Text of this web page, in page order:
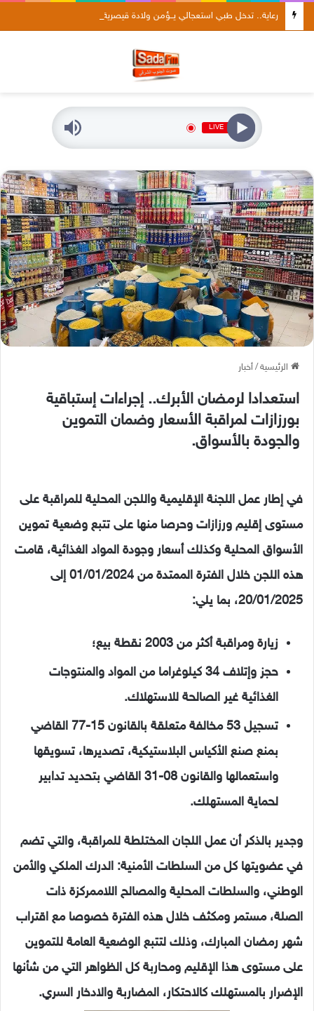
LIVE
الرئيسية/أخبار
استعدادا لرمضان الأبرك.. إجراءات إستباقية
بورزازات لمراقبة الأسعار وضمان التموين
والجودة بالأسواق.
في إطار عمل اللجنة الإقليمية واللجن المحلية للمراقبة على
مستوى إقليم ورزازات وحرصا منها على تتبع وضعية تموين
الأسواق المحلية وكذلك أسعار وجودة المواد الغذائية، قامت
هذه اللجن خلال الفترة الممتدة من 01/01/2024 إلى
20/01/2025، بما يلي:
زيارة ومراقبة أكثر من 2003 نقطة بيع؛
حجز وإتلاف 34 كيلوغراما من المواد والمنتوجات
الغذائية غير الصالحة للاستهلاك.
تسجيل 53 مخالفة متعلقة بالقانون 15-77 القاضي
بمنع صنع الأكياس البلاستيكية، تصديرها، تسويقها
واستعمالها والقانون 08-31 القاضي بتحديد تدابير
لحماية المستهلك.
وجدير بالذكر أن عمل اللجان المختلطة للمراقبة، والتي تضم
في عضويتها كل من السلطات الأمنية: الدرك الملكي والأمن
الوطني، والسلطات المحلية والمصالح اللاممركزة ذات
الصلة، مستمر ومكثف خلال هذه الفترة خصوصا مع اقتراب
شهر رمضان المبارك، وذلك لتتبع الوضعية العامة للتموين
على مستوى هذا الإقليم ومحاربة كل الظواهر التي من شأنها
الإضرار بالمستهلك كالاحتكار، المضاربة والادخار السري.